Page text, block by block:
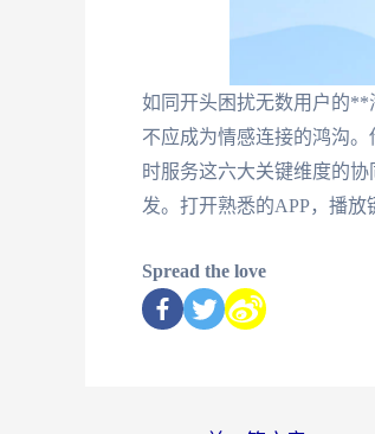
如同开头困扰无数用户的**
不应成为情感连接的鸿沟。
时服务这六大关键维度的
发。打开熟悉的APP，播放
Spread the love